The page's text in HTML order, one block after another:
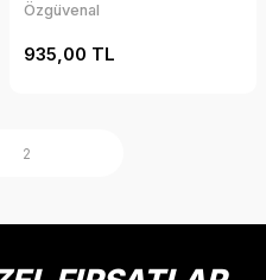
Özgüvenal
935,00 TL
2